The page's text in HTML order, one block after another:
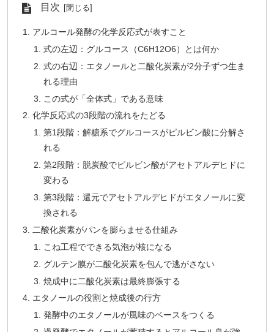
目次
アルコール発酵の化学反応式が表すこと
式の左辺：グルコース（C6H12O6）とは何か
式の右辺：エタノールと二酸化炭素が2分子ずつ生ま
れる理由
この式が「全体式」である意味
化学反応式の3段階の流れをたどる
第1段階：解糖系でグルコースがピルビン酸に分解さ
れる
第2段階：脱炭酸でピルビン酸がアセトアルデヒドに
変わる
第3段階：還元でアセトアルデヒドがエタノールに変
換される
二酸化炭素がパンを膨らませる仕組み
こね工程でできる気泡が核になる
グルテン膜が二酸化炭素を包んで逃がさない
焼成中に二酸化炭素は最終膨張する
エタノールの役割と焼成後の行方
発酵中のエタノールが風味のベースをつくる